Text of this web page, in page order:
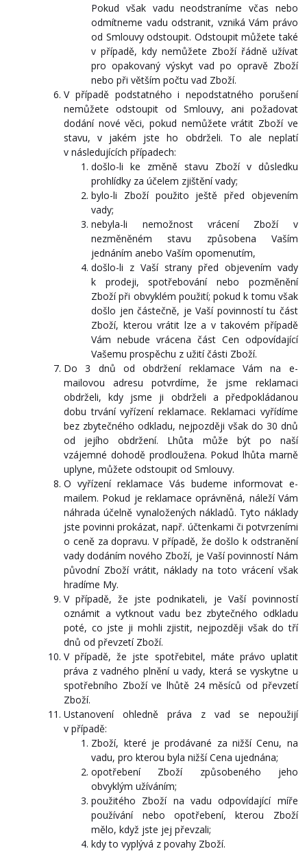
Pokud však vadu neodstraníme včas nebo
odmítneme vadu odstranit, vzniká Vám právo
od Smlouvy odstoupit. Odstoupit můžete také
v případě, kdy nemůžete Zboží řádně užívat
pro opakovaný výskyt vad po opravě Zboží
nebo při větším počtu vad Zboží.
V případě podstatného i nepodstatného porušení
nemůžete odstoupit od Smlouvy, ani požadovat
dodání nové věci, pokud nemůžete vrátit Zboží ve
stavu, v jakém jste ho obdrželi. To ale neplatí
v následujících případech:
došlo-li ke změně stavu Zboží v důsledku
prohlídky za účelem zjištění vady;
bylo-li Zboží použito ještě před objevením
vady;
nebyla-li nemožnost vrácení Zboží v
nezměněném stavu způsobena Vaším
jednáním anebo Vaším opomenutím,
došlo-li z Vaší strany před objevením vady
k prodeji, spotřebování nebo pozměnění
Zboží při obvyklém použití; pokud k tomu však
došlo jen částečně, je Vaší povinností tu část
Zboží, kterou vrátit lze a v takovém případě
Vám nebude vrácena část Cen odpovídající
Vašemu prospěchu z užití části Zboží.
Do 3 dnů od obdržení reklamace Vám na e-
mailovou adresu potvrdíme, že jsme reklamaci
obdrželi, kdy jsme ji obdrželi a předpokládanou
dobu trvání vyřízení reklamace. Reklamaci vyřídíme
bez zbytečného odkladu, nejpozději však do 30 dnů
od jejího obdržení. Lhůta může být po naší
vzájemné dohodě prodloužena. Pokud lhůta marně
uplyne, můžete odstoupit od Smlouvy.
O vyřízení reklamace Vás budeme informovat e-
mailem. Pokud je reklamace oprávněná, náleží Vám
náhrada účelně vynaložených nákladů. Tyto náklady
jste povinni prokázat, např. účtenkami či potvrzeními
o ceně za dopravu. V případě, že došlo k odstranění
vady dodáním nového Zboží, je Vaší povinností Nám
původní Zboží vrátit, náklady na toto vrácení však
hradíme My.
V případě, že jste podnikateli, je Vaší povinností
oznámit a vytknout vadu bez zbytečného odkladu
poté, co jste ji mohli zjistit, nejpozději však do tří
dnů od převzetí Zboží.
V případě, že jste spotřebitel, máte právo uplatit
práva z vadného plnění u vady, která se vyskytne u
spotřebního Zboží ve lhůtě 24 měsíců od převzetí
Zboží.
Ustanovení ohledně práva z vad se nepoužijí
v případě:
Zboží, které je prodávané za nižší Cenu, na
vadu, pro kterou byla nižší Cena ujednána;
opotřebení Zboží způsobeného jeho
obvyklým užíváním;
použitého Zboží na vadu odpovídající míře
používání nebo opotřebení, kterou Zboží
mělo, když jste jej převzali;
kdy to vyplývá z povahy Zboží.